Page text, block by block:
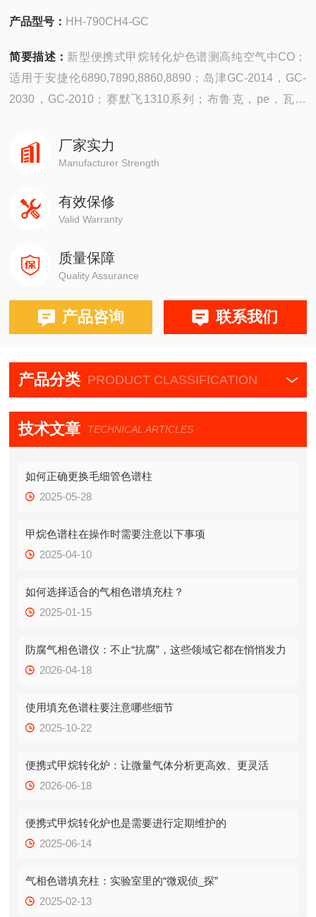
产品型号： HH-790CH4-GC
简要描述： 新型便携式甲烷转化炉色谱测高纯空气中CO；
适用于安捷伦6890,7890,8860,8890；岛津GC-2014，GC-
2030，GC-2010；赛默飞1310系列；布鲁克，pe，瓦里
厂家实力
Manufacturer Strength
有效保修
Valid Warranty
质量保障
Quality Assurance
产品咨询 联系我们
产品分类 PRODUCT CLASSIFICATION
技术文章 TECHNICAL ARTICLES
如何正确更换毛细管色谱柱
2025-05-28
甲烷色谱柱在操作时需要注意以下事项
2025-04-10
如何选择适合的气相色谱填充柱？
2025-01-15
防腐气相色谱仪：不止“抗腐”，这些领域它都在悄悄发力
2026-04-18
使用填充色谱柱要注意哪些细节
2025-10-22
便携式甲烷转化炉：让微量气体分析更高效、更灵活
2026-06-18
便携式甲烷转化炉也是需要进行定期维护的
2025-06-14
气相色谱填充柱：实验室里的“微观侦_探”
2025-02-13